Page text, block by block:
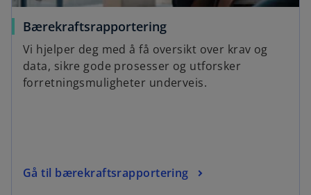
Bærekraftsrapportering
Vi hjelper deg med å få oversikt over krav og
data, sikre gode prosesser og utforsker
forretningsmuligheter underveis.
Gå til bærekraftsrapportering